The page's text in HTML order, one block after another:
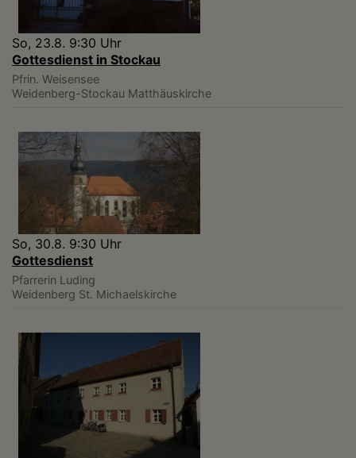
So, 23.8. 9:30 Uhr
Gottesdienst in Stockau
Pfrin. Weisensee
Weidenberg-Stockau Matthäuskirche
So, 30.8. 9:30 Uhr
Gottesdienst
Pfarrerin Luding
Weidenberg St. Michaelskirche